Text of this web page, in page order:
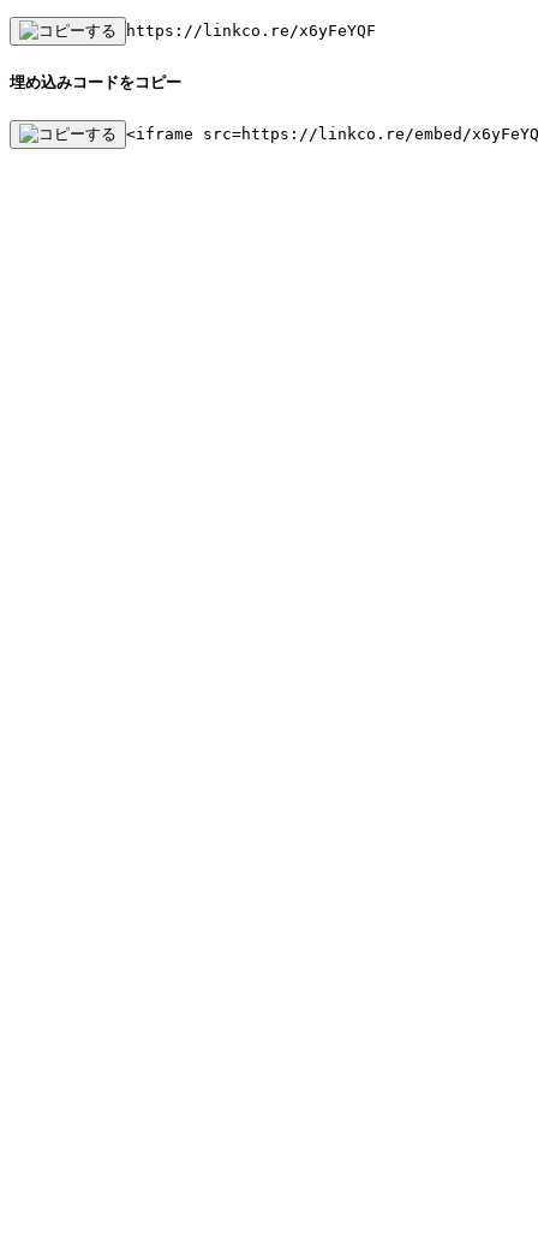
https://linkco.re/x6yFeYQF
埋め込みコードをコピー
<iframe src=https://linkco.re/embed/